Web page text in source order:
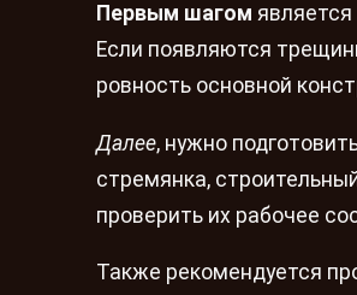
Первым шагом является
Если появляются
ровность основной
Далее, нужно
стремянка,
проверить их рабочее
Также рекомендуется